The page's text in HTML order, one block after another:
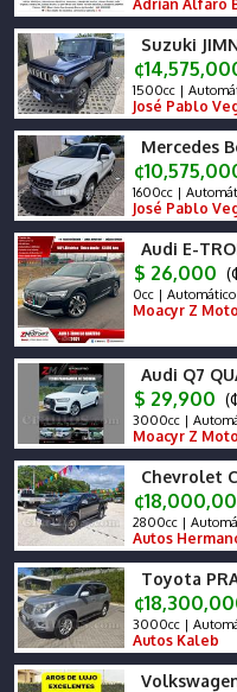
Adrián Alfaro
Suzuki
1500cc |
José Pablo
Mercedes
1600cc |
José Pablo
Audi E-
$ 26,000
0cc |
Moacyr Z
Audi Q7
$ 29,900
3000cc |
Moacyr Z
Chevrolet
2800cc |
Autos
Toyota
3000cc |
Autos Kaleb